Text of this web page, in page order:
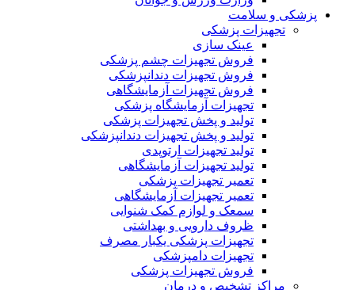
پزشکی و سلامت
تجهیزات پزشکی
عینک سازی
فروش تجهیزات چشم پزشکی
فروش تجهیزات دندانپزشکی
فروش تجهیزات آزمایشگاهی
تجهیزات آزمایشگاه پزشکی
تولید و پخش تجهیزات پزشکی
تولید و پخش تجهیزات دندانپزشکی
تولید تجهیزات ارتوپدی
تولید تجهیزات آزمایشگاهی
تعمیر تجهیزات پزشکی
تعمیر تجهیزات آزمایشگاهی
سمعک و لوازم کمک شنوایی
ظروف دارویی و بهداشتی
تجهیزات پزشکی یکبار مصرف
تجهیزات دامپزشکی
فروش تجهیزات پزشکی
مراکز تشخیص و درمان